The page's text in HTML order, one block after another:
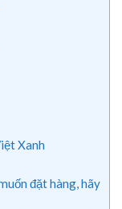
Xanh
đặt hàng, hãy